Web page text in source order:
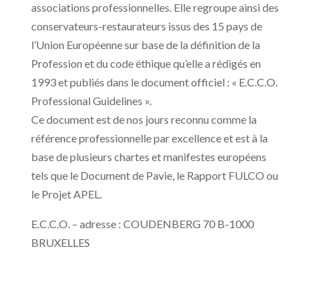
associations professionnelles. Elle regroupe ainsi des
conservateurs-restaurateurs issus des 15 pays de
l’Union Européenne sur base de la définition de la
Profession et du code éthique qu’elle a rédigés en
1993 et publiés dans le document officiel : « E.C.C.O.
Professional Guidelines ».
Ce document est de nos jours reconnu comme la
référence professionnelle par excellence et est à la
base de plusieurs chartes et manifestes européens
tels que le Document de Pavie, le Rapport FULCO ou
le Projet APEL.
E.C.C.O. – adresse : COUDENBERG 70 B-1000
BRUXELLES